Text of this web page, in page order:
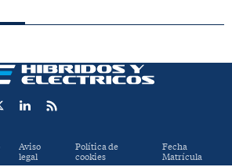
Aviso
legal
Política de
cookies
Fecha
Matrícula